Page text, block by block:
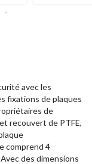
avec les
fixations de plaques
de
recouvert de PTFE,
comprend 4
des dimensions